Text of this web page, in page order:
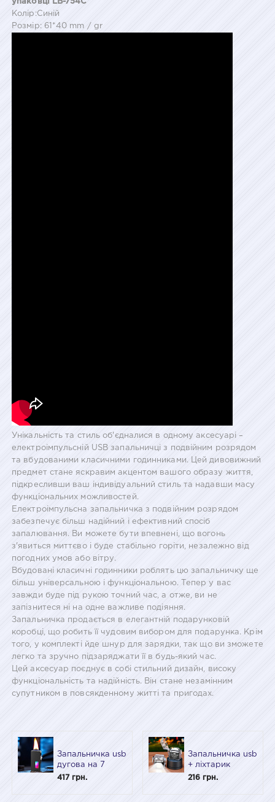
упаковці LB-754C
Колір:Синій
Розмір: 61*40 mm / gr
Унікальність та стиль об'єдналися в одному аксесуарі –
електроімпульсній USB запальничці з подвійним розрядом
та вбудованими класичними годинниками. Цей дивовижний
предмет стане яскравим акцентом вашого образу життя,
підкресливши ваш індивідуальний стиль та надавши масу
функціональних можливостей.
Електроімпульсна запальничка з подвійним розрядом
забезпечує більш надійний і ефективний спосіб
запалювання. Ви можете бути впевнені, що вогонь
з'явиться миттєво і буде стабільно горіти, незалежно від
погодних умов або вітру.
Вбудовані класичні годинники роблять цю запальничку ще
більш універсальною і функціональною. Тепер у вас
завжди буде під рукою точний час, а отже, ви не
запізнитеся ні на одне важливе подіяння.
Запальничка продається в елегантній подарунковій
коробці, що робить її чудовим вибором для подарунка. Крім
того, у комплекті йде шнур для зарядки, так що ви зможете
легко та зручно підзаряджати її в будь-який час.
Цей аксесуар поєднує в собі стильний дизайн, високу
функціональність та надійність. Він стане незамінним
супутником в повсякденному житті та пригодах.
Запальничка usb
дугова на 7
конфорки з
417 грн.
Запальничка usb
+ ліхтарик
"найкращому
216 грн.